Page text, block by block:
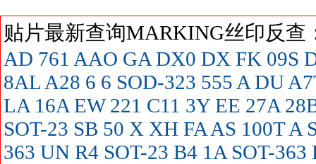
贴片最新查询MARKING丝印反
AD 761 AAO GA DX0 DX FK 09S
8AL A28 6 6 SOD-323 555 A DU
LA 16A EW221 C11 3YEE 27A
SOT-23 SB 50 X XH FA AS 100TA
363 UN R4 SOT-23 B4 1A SOT-363